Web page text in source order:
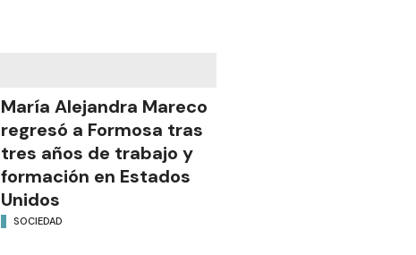
María Alejandra Mareco
regresó a Formosa tras
tres años de trabajo y
formación en Estados
Unidos
SOCIEDAD